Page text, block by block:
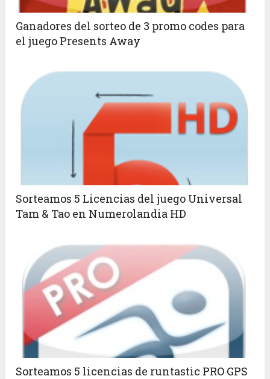
Ganadores del sorteo de 3 promo codes para
el juego Presents Away
Sorteamos 5 Licencias del juego Universal
Tam & Tao en Numerolandia HD
Sorteamos 5 licencias de runtastic PRO GPS